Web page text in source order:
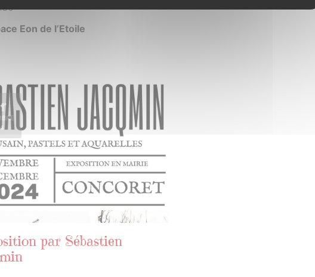
Eon de l’Etoile
par Sébastien